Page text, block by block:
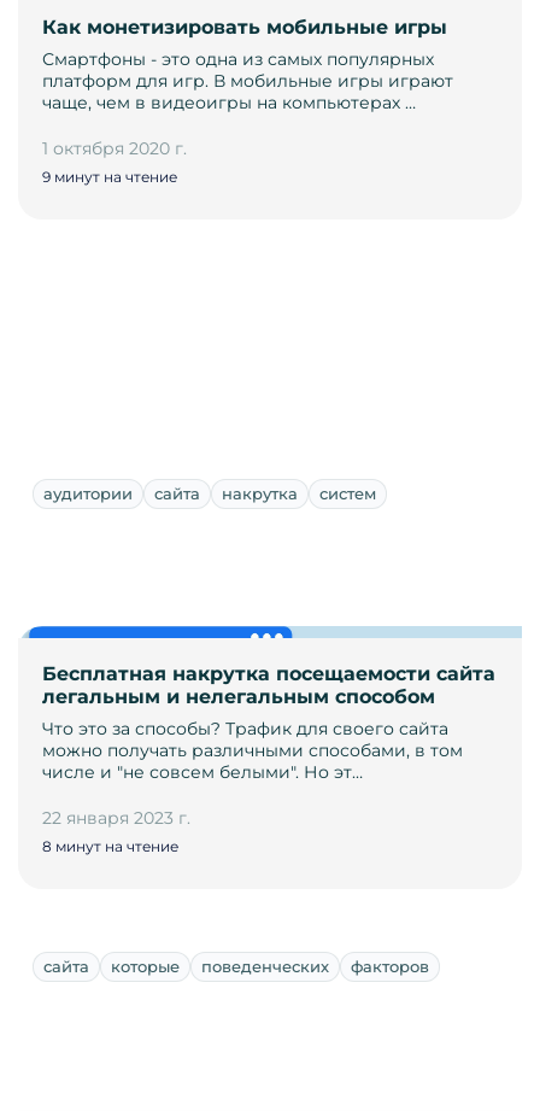
Как монетизировать мобильные игры
Смартфоны - это одна из самых популярных
платформ для игр. В мобильные игры играют
чаще, чем в видеоигры на компьютерах …
1 октября 2020 г.
9 минут на чтение
аудитории сайта накрутка систем
Бесплатная накрутка посещаемости сайта
легальным и нелегальным способом
Что это за способы? Трафик для своего сайта
можно получать различными способами, в том
числе и "не совсем белыми". Но эт…
22 января 2023 г.
8 минут на чтение
сайта которые поведенческих факторов